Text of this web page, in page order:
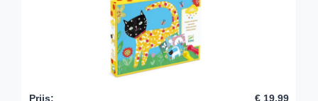
Prijs: € 19,99